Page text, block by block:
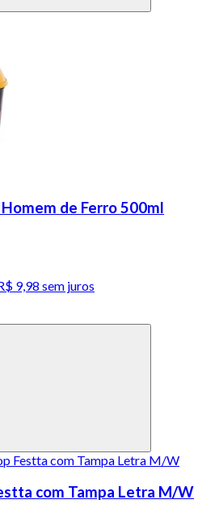
de Ferro 500ml
9,98 sem juros
com Tampa Letra M/W